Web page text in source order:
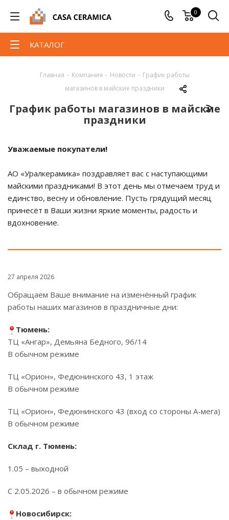
0
КАТАЛОГ
Главная - Компания - Новости - График работы
магазинов в майские праздники
График работы магазинов в майские
праздники
Уважаемые покупатели!
АО «Уралкерамика» поздравляет вас с наступающими
майскими праздниками! В этот день мы отмечаем труд и
единство, весну и обновление. Пусть грядущий месяц
принесёт в Ваши жизни яркие моменты, радость и
вдохновение.
27 апреля 2026
Обращаем Ваше внимание на изменённый график
работы наших магазинов в праздничные дни:
Тюмень:
ТЦ «Ангар», Демьяна Бедного, 96/14
В обычном режиме
ТЦ «Орион», Федюнинского 43, 1 этаж
В обычном режиме
ТЦ «Орион», Федюнинского 43 (вход со стороны А-мега)
В обычном режиме
Склад г. Тюмень:
1.05 – выходной
С 2.05.2026 – в обычном режиме
Новосибирск: